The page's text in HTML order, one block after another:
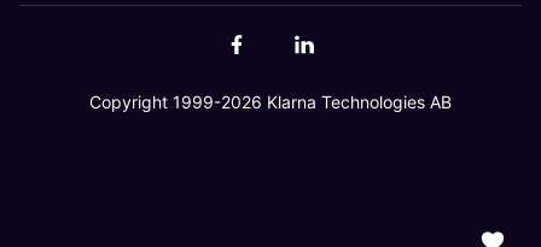
Copyright 1999-2026 Klarna Technologies AB